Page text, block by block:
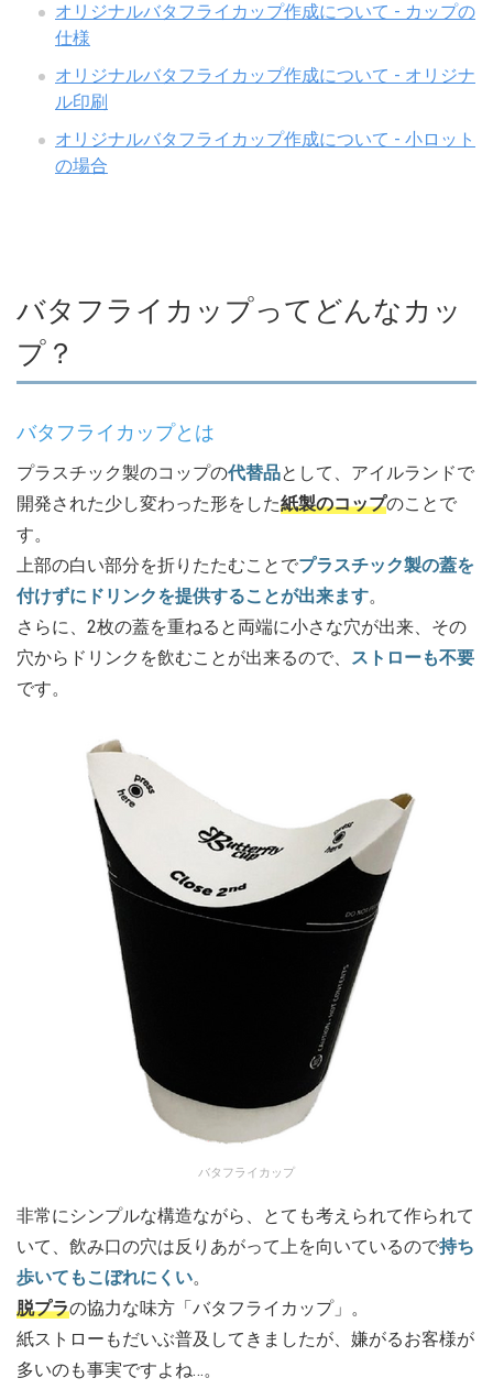
オリジナルバタフライカップ作成について - カップの
仕様
オリジナルバタフライカップ作成について - オリジナ
ル印刷
オリジナルバタフライカップ作成について - 小ロット
の場合
バタフライカップってどんなカッ
プ？
バタフライカップとは
プラスチック製のコップの代替品として、アイルランドで
開発された少し変わった形をした紙製のコップのことで
す。
上部の白い部分を折りたたむことでプラスチック製の蓋を
付けずにドリンクを提供することが出来ます。
さらに、2枚の蓋を重ねると両端に小さな穴が出来、その
穴からドリンクを飲むことが出来るので、 ストローも不要
です。
バタフライカップ
非常にシンプルな構造ながら、とても考えられて作られて
いて、飲み口の穴は反りあがって上を向いているので持ち
歩いてもこぼれにくい。
脱プラの協力な味方「バタフライカップ」。
紙ストローもだいぶ普及してきましたが、嫌がるお客様が
多いのも事実ですよね…。